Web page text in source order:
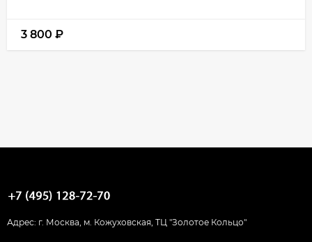
3 800 ₽
Адрес: г. Москва, м. Кожуховская, ТЦ "Золотое Кольцо"